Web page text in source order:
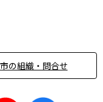
市の組織・問合せ